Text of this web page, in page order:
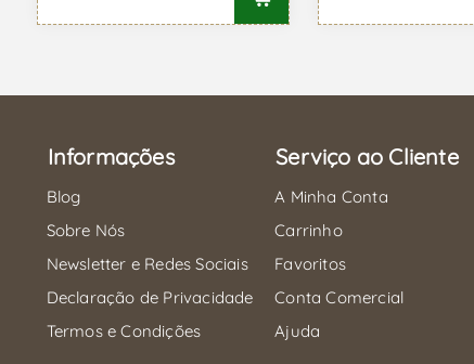
Informações
Blog
Sobre Nós
Newsletter e Redes Sociais
Declaração de Privacidade
Termos e Condições
Serviço ao Cliente
A Minha Conta
Carrinho
Favoritos
Conta Comercial
Ajuda